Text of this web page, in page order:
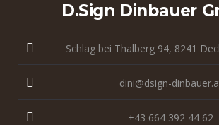
D.sign Dinbauer
Schlag bei Thalberg 94, 8241
dini@dsign-
+43 664 392 44 62